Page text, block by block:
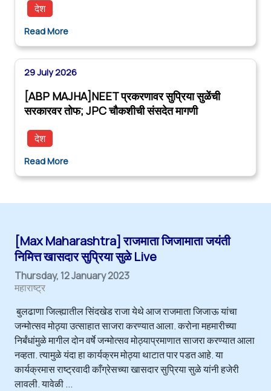
देश
Read More
29 July 2026
[ABP MAJHA]NEET प्रकरणावर सुप्रिया सुळेंची
सरकारवर तोफ; JPC चौकशीची संसदेत मागणी
देश
Read More
[Max Maharashtra] राजमाता जिजामाता जयंती
निमित्त खासदार सुप्रिया सुळे Live
Thursday, 12 January 2023
महाराष्ट्र
बुलढाणा जिल्ह्यातील सिंदखेड राजा येथे आज राजमाता जिजाऊ यांचा
जन्मोत्सव मोठ्या उत्साहात साजरा करण्यात आला. करोना महमारीच्या
निर्बंधांमुळे मागील दोन वर्षे जन्मोत्सव मोठ्याप्रमाणात साजरा करण्यात आला
नव्हता. त्यामुळे यंदा हा कार्यक्रम मोठ्या थाटात पार पडत आहे. या
कार्यक्रमास राष्ट्रवादी काँग्रेसच्या खासदार सुप्रिया सुळे यांनी हजेरी
लावली. यावेळी ...